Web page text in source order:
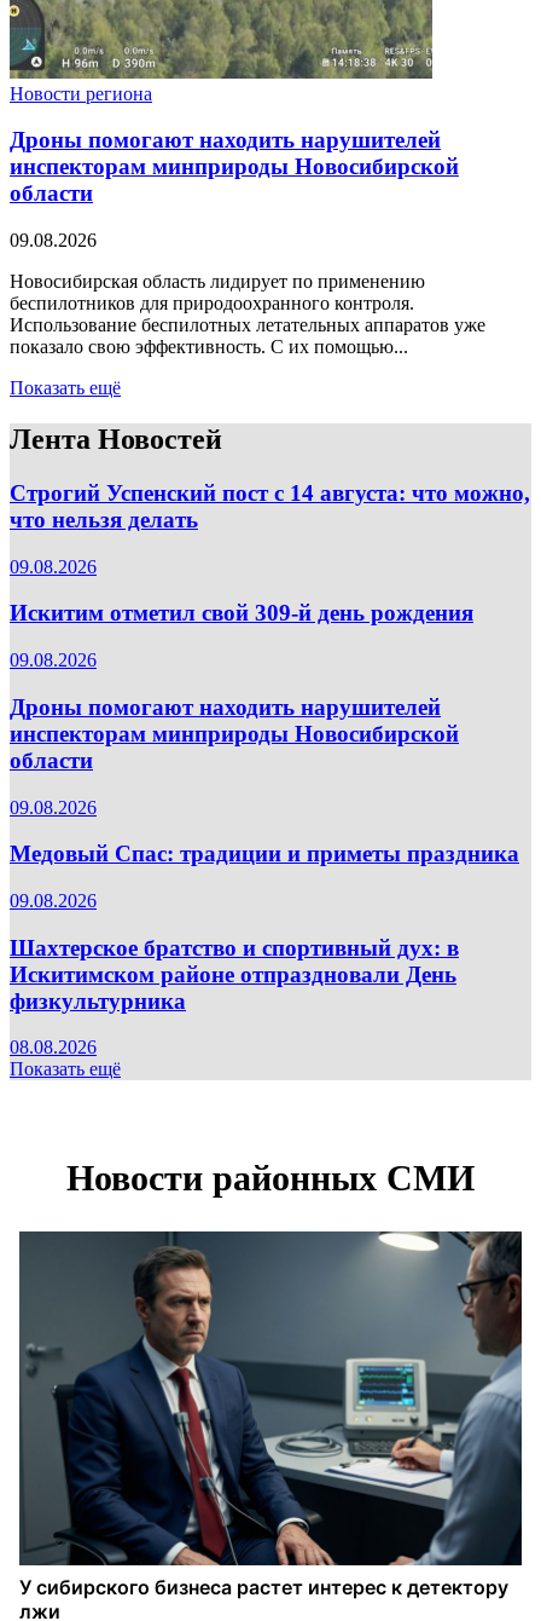
Новости региона
Дроны помогают находить нарушителей
инспекторам минприроды Новосибирской
области
09.08.2026
Новосибирская область лидирует по применению
беспилотников для природоохранного контроля.
Использование беспилотных летательных аппаратов уже
показало свою эффективность. С их помощью...
Показать ещё
Лента Новостей
Строгий Успенский пост с 14 августа: что можно,
что нельзя делать
09.08.2026
Искитим отметил свой 309-й день рождения
09.08.2026
Дроны помогают находить нарушителей
инспекторам минприроды Новосибирской
области
09.08.2026
Медовый Спас: традиции и приметы праздника
09.08.2026
Шахтерское братство и спортивный дух: в
Искитимском районе отпраздновали День
физкультурника
08.08.2026
Показать ещё